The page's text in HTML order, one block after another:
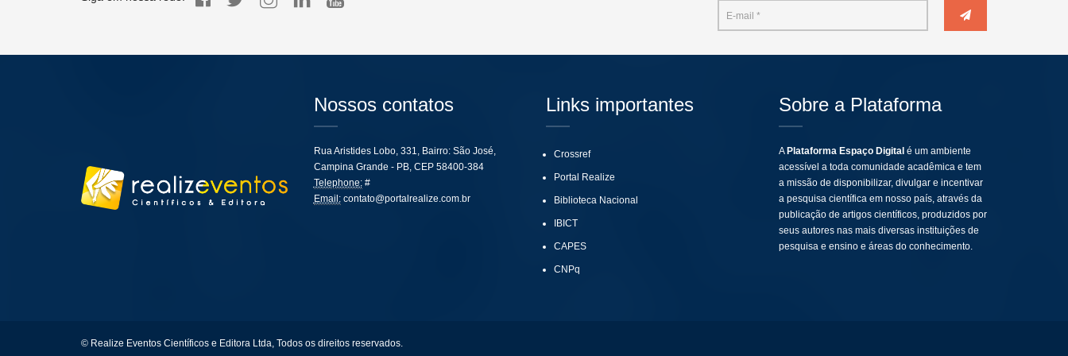
Nossos contatos
Rua Aristides Lobo, 331, Bairro: São José,
Campina Grande - PB, CEP 58400-384
Telephone:#
Email: contato@portalrealize.com.br
Links importantes
Crossref
Portal Realize
Biblioteca Nacional
IBICT
CAPES
CNPq
Sobre a Plataforma
A Plataforma Espaço Digital é um ambiente
acessível a toda comunidade acadêmica e tem
a missão de disponibilizar, divulgar e incentivar
a pesquisa científica em nosso país, através da
publicação de artigos científicos, produzidos por
seus autores nas mais diversas instituições de
pesquisa e ensino e áreas do conhecimento.
© Realize Eventos Científicos e Editora Ltda, Todos os direitos reservados.